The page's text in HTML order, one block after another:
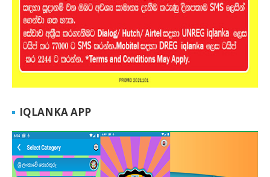
IQLANKA APP